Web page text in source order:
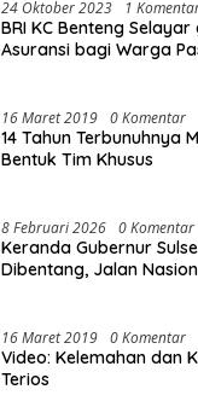
24 Oktober 2023 1
BRI KC Benteng
Asuransi bagi Warga
16 Maret 2019 0 Komentar
14 Tahun Terbunuhnya
Bentuk Tim Khusus
8 Februari 2026 0 Komentar
Keranda Gubernur
Dibentang, Jalan
16 Maret 2019 0 Komentar
Video: Kelemahan dan
Terios